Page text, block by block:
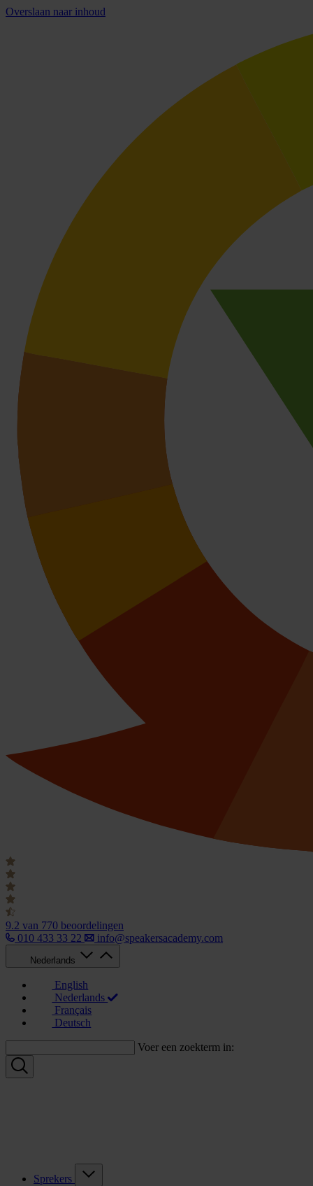
Overslaan naar inhoud
9.2 van 770 beoordelingen
010 433 33 22
info@speakersacademy.com
Nederlands
English
Nederlands
Français
Deutsch
Voer een zoekterm in:
Sprekers